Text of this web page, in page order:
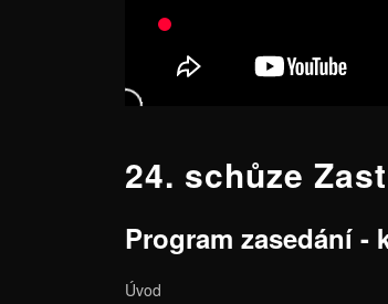
24. schůze
Program zasedání -
Úvod